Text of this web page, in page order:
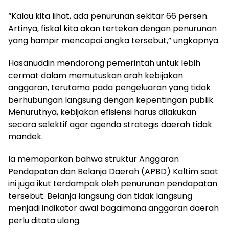
“Kalau kita lihat, ada penurunan sekitar 66 persen.
Artinya, fiskal kita akan tertekan dengan penurunan
yang hampir mencapai angka tersebut,” ungkapnya.
Hasanuddin mendorong pemerintah untuk lebih
cermat dalam memutuskan arah kebijakan
anggaran, terutama pada pengeluaran yang tidak
berhubungan langsung dengan kepentingan publik.
Menurutnya, kebijakan efisiensi harus dilakukan
secara selektif agar agenda strategis daerah tidak
mandek.
Ia memaparkan bahwa struktur Anggaran
Pendapatan dan Belanja Daerah (APBD) Kaltim saat
ini juga ikut terdampak oleh penurunan pendapatan
tersebut. Belanja langsung dan tidak langsung
menjadi indikator awal bagaimana anggaran daerah
perlu ditata ulang.